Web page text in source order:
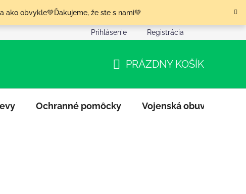
ako obvykle💚Ďakujeme, že ste s nami💚
Podmienky ochrany osobných údajov
Prihlásenie Registrácia
KOŠÍK
PRÁZDNY KOŠÍK
Ochranné pomôcky Vojenská obuv